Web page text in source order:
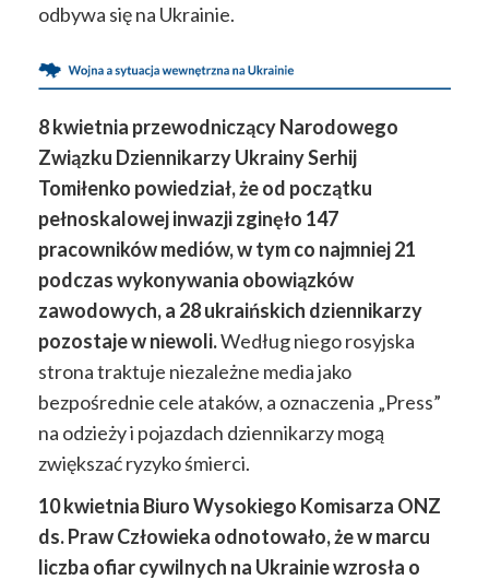
odbywa się na Ukrainie.
8 kwietnia przewodniczący Narodowego
Związku Dziennikarzy Ukrainy Serhij
Tomiłenko powiedział, że od początku
pełnoskalowej inwazji zginęło 147
pracowników mediów, w tym co najmniej 21
podczas wykonywania obowiązków
zawodowych, a 28 ukraińskich dziennikarzy
pozostaje w niewoli.Według niego rosyjska
strona traktuje niezależne media jako
bezpośrednie cele ataków, a oznaczenia „Press”
na odzieży i pojazdach dziennikarzy mogą
zwiększać ryzyko śmierci.
10 kwietnia Biuro Wysokiego Komisarza ONZ
ds. Praw Człowieka odnotowało, że w marcu
liczba ofiar cywilnych na Ukrainie wzrosła o